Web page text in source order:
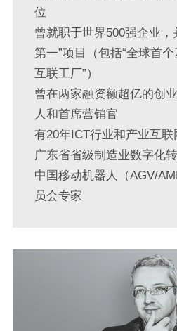
位
曾就职于世界500强企业，
第一”项目（包括“全球首
互联工厂”）
曾在两家融资额超亿的创
人和首席营销官
有20年ICT行业和产业互联
广东省省级制造业数字化
中国移动机器人（AGV/
员会专家